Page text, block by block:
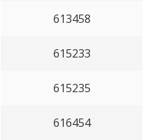
613458
615233
615235
616454